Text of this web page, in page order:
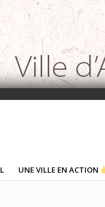
UNE VILLE EN ACTION